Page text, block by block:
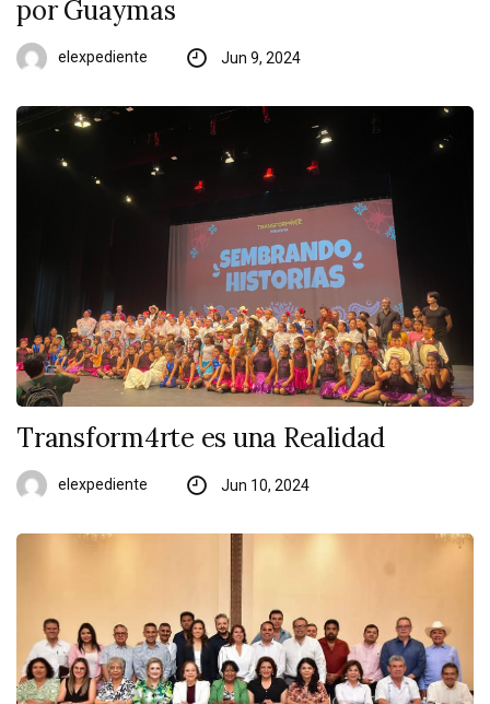
por Guaymas
elexpediente Jun 9, 2024
Transform4rte es una Realidad
elexpediente Jun 10, 2024